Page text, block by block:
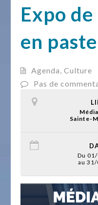
Expo
en
Agenda,Culture
Pas de
Sainte-
Du
au